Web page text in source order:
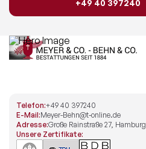
+49 40 397240
Telefon:+49 40 397240
E-Mail:Meyer-Behn@t-online.de
Adresse:Große Rainstraße 27, Hamburg
Unsere Zertifikate: